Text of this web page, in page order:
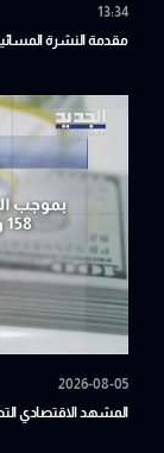
13:34
مقدمة النشرة المسائية 06-08-
2026-08-05
المشهد الاقتصادي التدخين يحاصر لبنان.. المرتبة الثانية عالميًا